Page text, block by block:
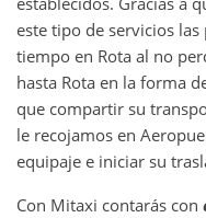
este tipo de servicios
tiempo en Rota al no
hasta Rota en la forma
que compartir su
le recojamos en
equipaje e iniciar su
Con Mitaxi contarás con